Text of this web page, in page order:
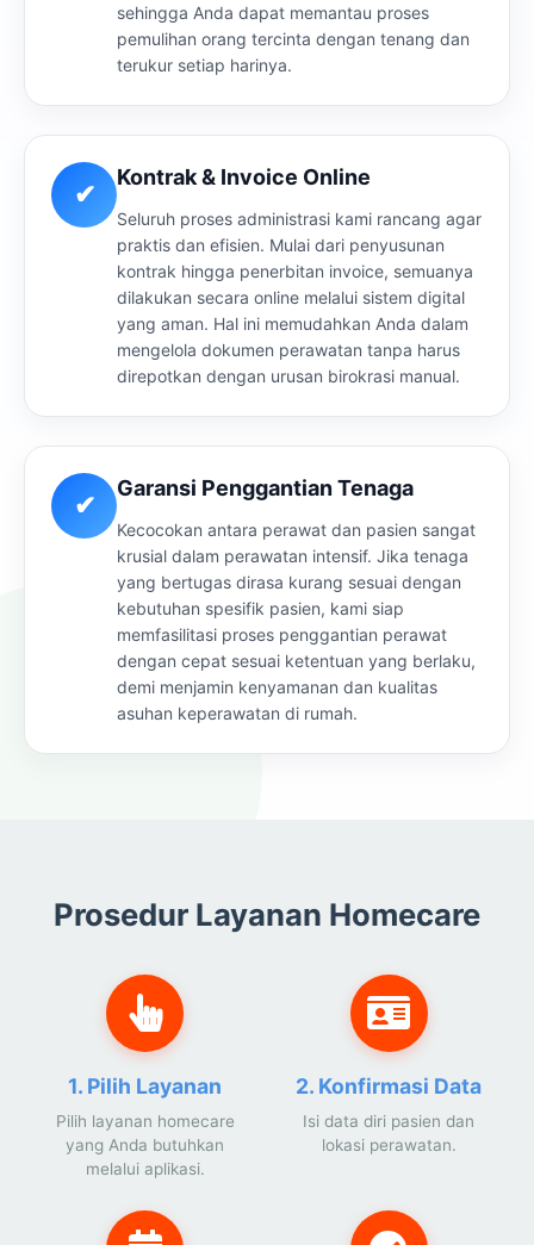
sehingga Anda dapat memantau proses
pemulihan orang tercinta dengan tenang dan
terukur setiap harinya.
✔
Kontrak & Invoice Online
Seluruh proses administrasi kami rancang agar
praktis dan efisien. Mulai dari penyusunan
kontrak hingga penerbitan invoice, semuanya
dilakukan secara online melalui sistem digital
yang aman. Hal ini memudahkan Anda dalam
mengelola dokumen perawatan tanpa harus
direpotkan dengan urusan birokrasi manual.
✔
Garansi Penggantian Tenaga
Kecocokan antara perawat dan pasien sangat
krusial dalam perawatan intensif. Jika tenaga
yang bertugas dirasa kurang sesuai dengan
kebutuhan spesifik pasien, kami siap
memfasilitasi proses penggantian perawat
dengan cepat sesuai ketentuan yang berlaku,
demi menjamin kenyamanan dan kualitas
asuhan keperawatan di rumah.
Prosedur Layanan Homecare
1. Pilih Layanan
Pilih layanan homecare
yang Anda butuhkan
melalui aplikasi.
2. Konfirmasi Data
Isi data diri pasien dan
lokasi perawatan.